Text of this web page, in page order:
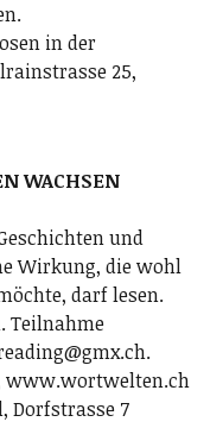
in der
25,
WACHSEN
und
Wirkung, die wohl
darf lesen.
Teilnahme
Dorfstrasse 7